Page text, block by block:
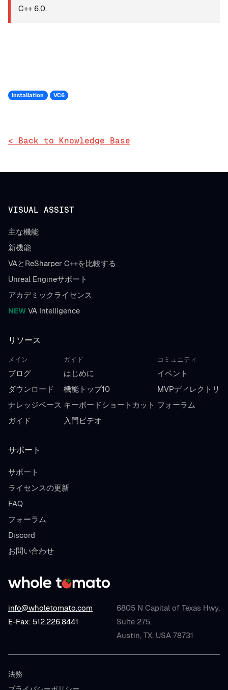
C++ 6.0.
Installation VC6
< Back to Knowledge Base
info@wholetomato.com
E-Fax: 512.226.8441
6805 N Capital of Texas Hwy,
Suite 275,
Austin, TX, USA 78731
VISUAL ASSIST
主な機能
新機能
VAとReSharper C++を比較する
Unreal Engineサポート
アカデミックライセンス
NEW VA Intelligence
リソース
メイン
ブログ
ダウンロード
ナレッジベース
ガイド
ガイド
はじめに
機能トップ10
キーボードショートカット
入門ビデオ
コミュニティ
イベント
MVPディレクトリ
フォーラム
サポート
サポート
ライセンスの更新
FAQ
フォーラム
Discord
お問い合わせ
法務